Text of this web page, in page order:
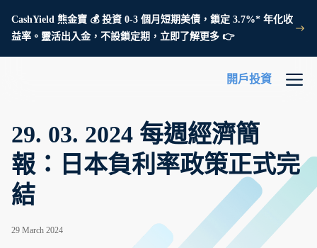
CashYield 熊金寶 💰 投資 0-3 個月短期美債，鎖定 3.7%* 年化收
益率。靈活出入金，不設鎖定期，立即了解更多 👉
開戶投資
29. 03. 2024 每週經濟簡
報：日本負利率政策正式完
結
29 March 2024